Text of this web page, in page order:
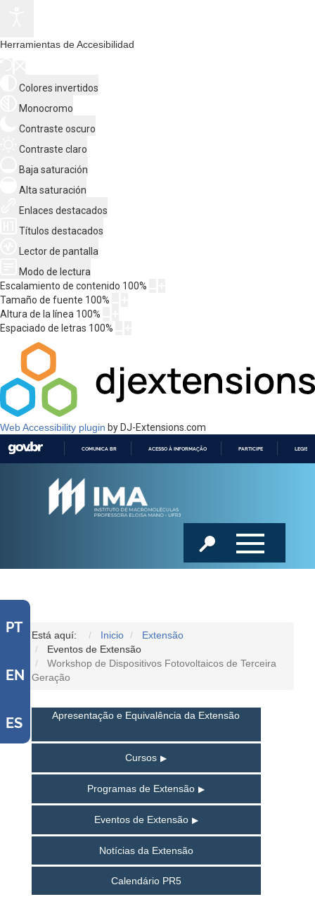
Herramientas de Accesibilidad
Colores invertidos
Monocromo
Contraste oscuro
Contraste claro
Baja saturación
Alta saturación
Enlaces destacados
Títulos destacados
Lector de pantalla
Modo de lectura
Escalamiento de contenido 100%
Tamaño de fuente 100%
Altura de la línea 100%
Espaciado de letras 100%
Web Accessibility plugin by DJ-Extensions.com
COMUNICA BR ACESSO À INFORMAÇÃO PARTICIPE
PT
EN
ES
Está aquí: Inicio
Extensão
Eventos de Extensão
Workshop de Dispositivos Fotovoltaicos de Terceira
Geração
Apresentação e Equivalência da Extensão
Cursos
Programas de Extensão
Eventos de Extensão
Notícias da Extensão
Calendário PR5